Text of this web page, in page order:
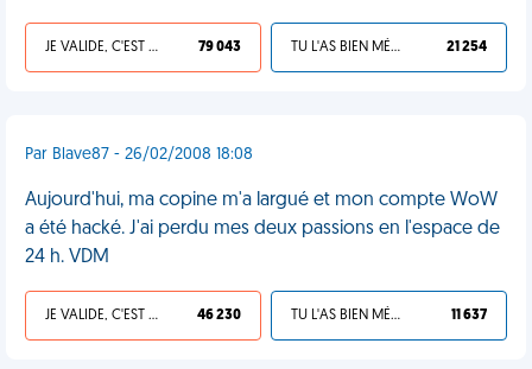
JE VALIDE, C'EST UNE VDM 79 043 TU L'AS BIEN MÉRITÉ 21 254
Par Blave87 - 26/02/2008 18:08
Aujourd'hui, ma copine m'a largué et mon compte WoW
a été hacké. J'ai perdu mes deux passions en l'espace de
24 h. VDM
JE VALIDE, C'EST UNE VDM 46 230 TU L'AS BIEN MÉRITÉ 11 637